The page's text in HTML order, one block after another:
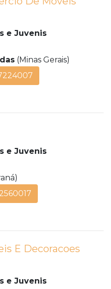
e Juvenis
(Minas Gerais)
e Juvenis
E Decoracoes
e Juvenis